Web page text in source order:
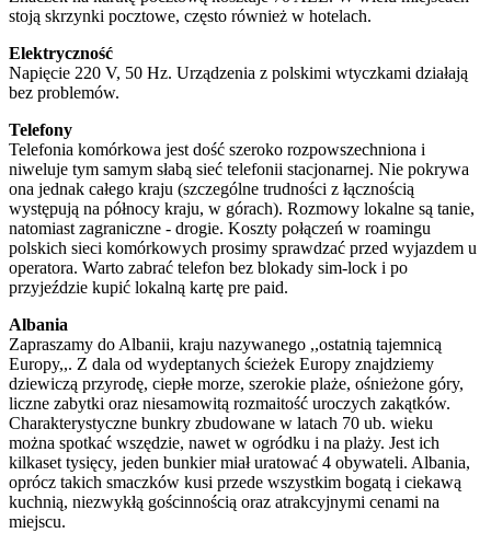
stoją skrzynki pocztowe, często również w hotelach.
Elektryczność
Napięcie 220 V, 50 Hz. Urządzenia z polskimi wtyczkami działają
bez problemów.
Telefony
Telefonia komórkowa jest dość szeroko rozpowszechniona i
niweluje tym samym słabą sieć telefonii stacjonarnej. Nie pokrywa
ona jednak całego kraju (szczególne trudności z łącznością
występują na północy kraju, w górach). Rozmowy lokalne są tanie,
natomiast zagraniczne - drogie. Koszty połączeń w roamingu
polskich sieci komórkowych prosimy sprawdzać przed wyjazdem u
operatora. Warto zabrać telefon bez blokady sim-lock i po
przyjeździe kupić lokalną kartę pre paid.
Albania
Zapraszamy do Albanii, kraju nazywanego ,,ostatnią tajemnicą
Europy,,. Z dala od wydeptanych ścieżek Europy znajdziemy
dziewiczą przyrodę, ciepłe morze, szerokie plaże, ośnieżone góry,
liczne zabytki oraz niesamowitą rozmaitość uroczych zakątków.
Charakterystyczne bunkry zbudowane w latach 70 ub. wieku
można spotkać wszędzie, nawet w ogródku i na plaży. Jest ich
kilkaset tysięcy, jeden bunkier miał uratować 4 obywateli. Albania,
oprócz takich smaczków kusi przede wszystkim bogatą i ciekawą
kuchnią, niezwykłą gościnnością oraz atrakcyjnymi cenami na
miejscu.